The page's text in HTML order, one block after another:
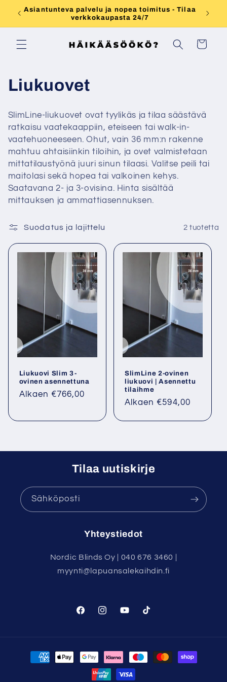
siirry
Asiantunteva palvelu ja nopea toimitus - Tilaa
verkkokaupasta 24/7
Ostoskori
K
k
o
e
l
a
:
Liukuovet
SlimLine-liukuovet ovat tyylikäs ja tilaa säästävä
ratkaisu vaatekaappiin, eteiseen tai walk-in-
vaatehuoneeseen. Ohut, vain 36 mm:n rakenne
mahtuu ahtaisiinkin tiloihin, ja ovet valmistetaan
mittatilaustyönä juuri sinun tilaasi. Valitse peili tai
maitolasi sekä hopea tai valkoinen kehys.
Saatavana 2- ja 3-ovisina. Hinta sisältää
mittauksen ja ammattiasennuksen.
Suodatus ja lajittelu 2 tuotetta
Liukuovi Slim 3-
ovinen asennettuna
Normaalihinta
Alkaen €766,00
SlimLine 2-ovinen
liukuovi | Asennettu
tilaihme
Normaalihinta
Alkaen €594,00
Tilaa uutiskirje
Sähköposti
Yhteystiedot
Nordic Blinds Oy | 040 676 3460 |
myynti@lapuansalekaihdin.fi
FacebookInstagramYouTubeTikTok
Maksutavat